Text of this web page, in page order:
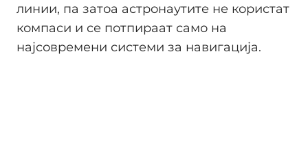
линии, па затоа астронаутите не користат
компаси и се потпираат само на
најсовремени системи за навигација.